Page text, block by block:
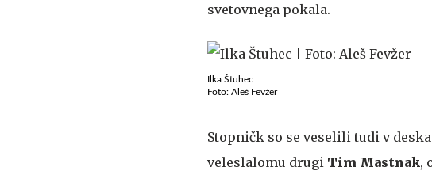
svetovnega pokala.
Ilka Štuhec
Foto: Aleš Fevžer
Stopničk so se veselili tudi v
veleslalomu drugi Tim Mastnak,